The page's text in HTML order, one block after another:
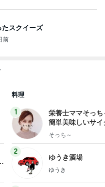
スクイーズ
前
料理
1
栄養士ママそっち
簡単美味しいサイ
献立
そっち～
2
ゆうき酒場
ゆうき